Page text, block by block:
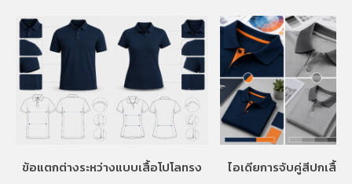
ข้อแตกต่างระหว่างแบบเสื้อโปโลทรง
ไอเดียการจับคู่สีปกเสื้อ